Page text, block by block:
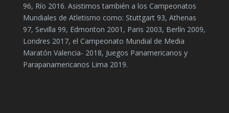
96, Río 2016. Asistimos también a los Campeonatos
Mundiales de Atletismo como: Stuttgart 93, Athenas
97, Sevilla 99, Edmonton 2001, Paris 2003, Berlín 2009,
Londres 2017, el Campeonato Mundial de Media
Maratón Valencia- 2018, Juegos Panamericanos y
Parapanamericanos Lima 2019.